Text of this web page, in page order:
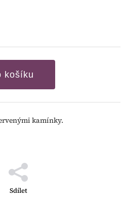
košíku
kamínky.
Sdílet